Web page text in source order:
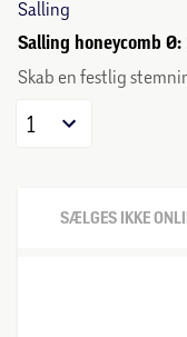
Salling
Salling honeycomb Ø:
Skab en festlig
1
SÆLGES IKKE